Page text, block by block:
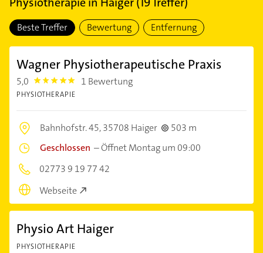
Beste Treffer Bewertung Entfernung
Wagner Physiotherapeutische Praxis
5,0 5.0 1 Bewertung
PHYSIOTHERAPIE
Bahnhofstr. 45,35708 Haiger
503 m
Geschlossen –Öffnet Montag um 09:00
02773 9 19 77 42
Webseite
Physio Art Haiger
PHYSIOTHERAPIE